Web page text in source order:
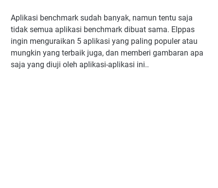
Aplikasi benchmark sudah banyak, namun tentu saja
tidak semua aplikasi benchmark dibuat sama. Elppas
ingin menguraikan 5 aplikasi yang paling populer atau
mungkin yang terbaik juga, dan memberi gambaran apa
saja yang diuji oleh aplikasi-aplikasi ini..